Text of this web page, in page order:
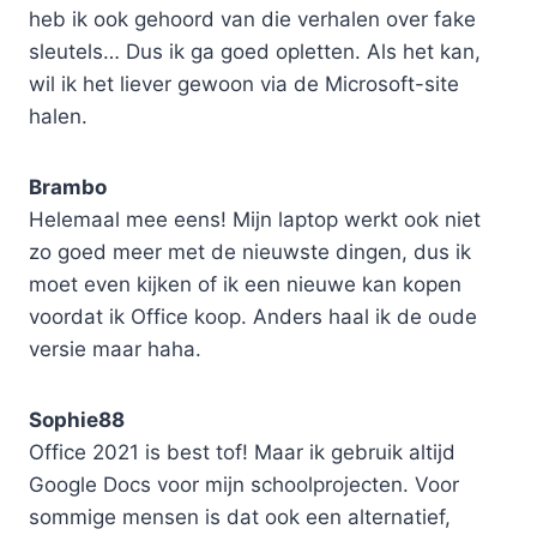
heb ik ook gehoord van die verhalen over fake
sleutels… Dus ik ga goed opletten. Als het kan,
wil ik het liever gewoon via de Microsoft-site
halen.
Brambo
Helemaal mee eens! Mijn laptop werkt ook niet
zo goed meer met de nieuwste dingen, dus ik
moet even kijken of ik een nieuwe kan kopen
voordat ik Office koop. Anders haal ik de oude
versie maar haha.
Sophie88
Office 2021 is best tof! Maar ik gebruik altijd
Google Docs voor mijn schoolprojecten. Voor
sommige mensen is dat ook een alternatief,